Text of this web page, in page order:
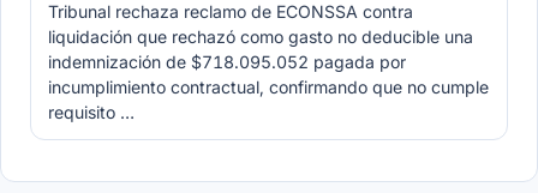
Tribunal rechaza reclamo de ECONSSA contra
liquidación que rechazó como gasto no deducible una
indemnización de $718.095.052 pagada por
incumplimiento contractual, confirmando que no cumple
requisito …